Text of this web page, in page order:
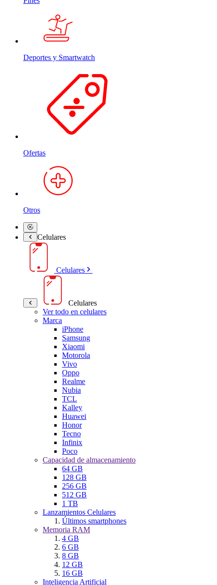
Deportes y Smartwatch
Ofertas
Otros
Celulares
Celulares
Celulares
Ver todo en celulares
Marca
iPhone
Samsung
Xiaomi
Motorola
Vivo
Oppo
Realme
Nubia
TCL
Kalley
Huawei
Honor
Tecno
Infinix
Poco
Capacidad de almacenamiento
64 GB
128 GB
256 GB
512 GB
1 TB
Lanzamientos Celulares
Últimos smartphones
Memoria RAM
4 GB
6 GB
8 GB
12 GB
16 GB
Inteligencia Artificial